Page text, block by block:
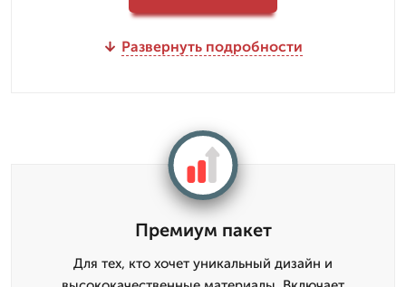
Развернуть подробности
Премиум пакет
Для тех, кто хочет уникальный дизайн и